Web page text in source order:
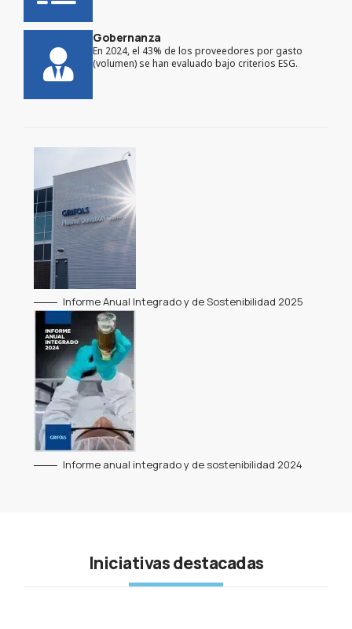
Gobernanza
En 2024, el 43% de los proveedores por gasto
(volumen) se han evaluado bajo criterios ESG.
Informe Anual Integrado y de Sostenibilidad 2025
Informe anual integrado y de sostenibilidad 2024
Iniciativas destacadas